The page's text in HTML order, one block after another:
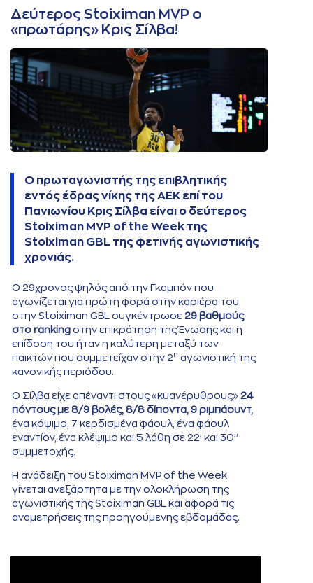
Δεύτερος Stoiximan MVP ο
«πρωτάρης» Κρις Σίλβα!
Ο πρωταγωνιστής της επιβλητικής
εντός έδρας νίκης της ΑΕΚ επί του
Πανιωνίου Κρις Σίλβα είναι ο δεύτερος
Stoiximan MVP of the Week της
Stoiximan GBL της φετινής αγωνιστικής
χρονιάς.
Ο 29χρονος ψηλός από την Γκαμπόν που
αγωνίζεται για πρώτη φορά στην καριέρα του
στην Stoiximan GBL συγκέντρωσε 29 βαθμούς
στο ranking στην επικράτηση της Ένωσης και η
επίδοση του ήταν η καλύτερη μεταξύ των
παικτών που συμμετείχαν στην 2η αγωνιστική της
κανονικής περιόδου.
Ο Σίλβα είχε απέναντι στους «κυανέρυθρους» 24
πόντους με 8/9 βολές, 8/8 δίποντα, 9 ριμπάουντ,
ένα κόψιμο, 7 κερδισμένα φάουλ, ένα φάουλ
εναντίον, ένα κλέψιμο και 5 λάθη σε 22’ και 30’’
συμμετοχής.
Η ανάδειξη του Stoiximan MVP of the Week
γίνεται ανεξάρτητα με την ολοκλήρωση της
αγωνιστικής της Stoiximan GBL και αφορά τις
αναμετρήσεις της προηγούμενης εβδομάδας.